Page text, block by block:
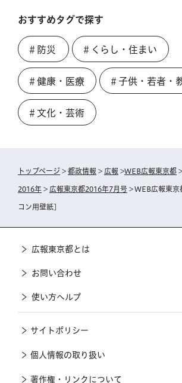
おすすめタグで探す
＃防災 ＃くらし・住まい
＃健康・医療 ＃子供・若者・
＃文化・芸術
トップページ > 都政情報 > 広報 >WEB広報東京都 >
2016年 > 広報東京都2016年7月号 > WEB広報東
コン用壁紙]
広報東京都とは
お問い合わせ
使い方ヘルプ
サイトポリシー
個人情報の取り扱い
著作権・リンクについて